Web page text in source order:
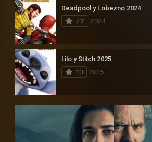
Deadpool y Lobezno 2024
7.2
2024
Lilo y Stitch 2025
10
2025